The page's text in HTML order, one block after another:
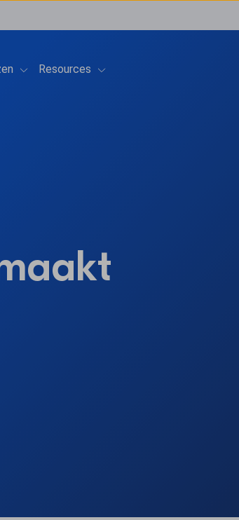
for Oplossingen
Show submenu for Prijzen
Resources Show submenu for Resources